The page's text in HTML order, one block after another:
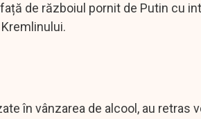
de războiul pornit de Putin cu
în vânzarea de alcool, au retras